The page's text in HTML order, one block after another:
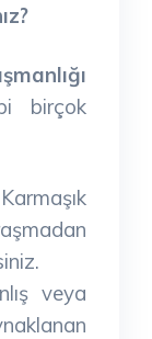
birçok
veya